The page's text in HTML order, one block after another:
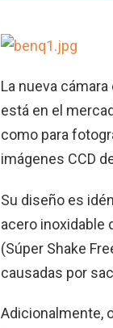
La nueva
está en el
como para
imágenes CCD
Su diseño es
acero inoxidable
(Súper Shake
causadas por
Adicionalmente,